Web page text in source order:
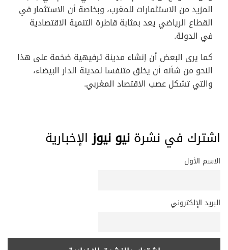
المزيد من الاستثمارات للمغرب، وبخاصة أن الاستثمار في
القطاع الرياضي يعد بمثابة قاطرة التنمية الاقتصادية
في الدولة.
كما يرى البعض أن إنشاء مدينة ترفيهية ضخمة على هذا
النحو من شأنه أن يخلق متنفسا لمدينة الدار البيضاء،
والتي تشكل عصب الاقتصاد المغربي.
اشترك في نشرةنيو نيوزالإخبارية
الاسم الأول
البريد الإلكتروني